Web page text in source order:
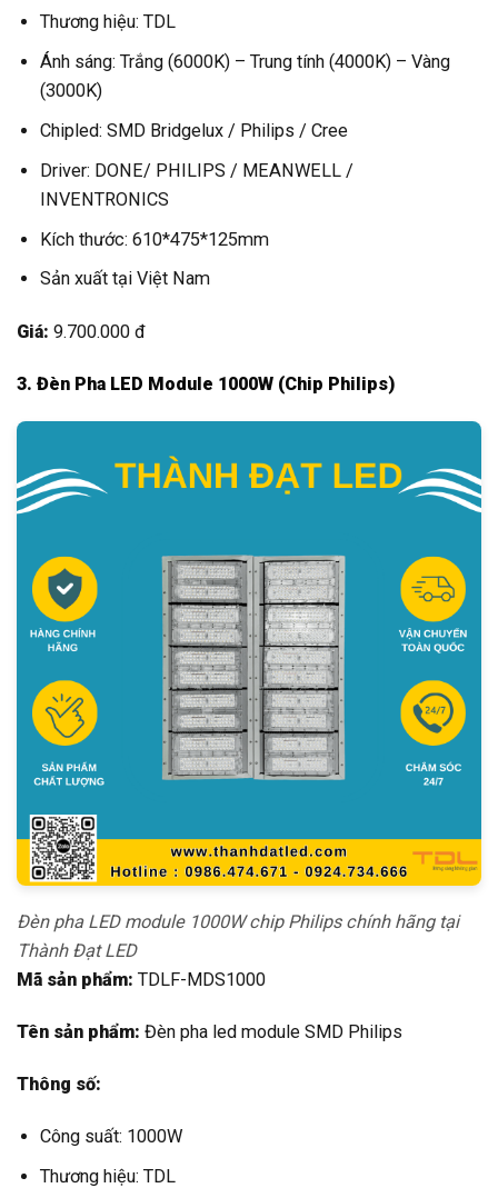
Thương hiệu: TDL
Ánh sáng: Trắng (6000K) – Trung tính (4000K) – Vàng
(3000K)
Chipled: SMD Bridgelux / Philips / Cree
Driver: DONE/ PHILIPS / MEANWELL /
INVENTRONICS
Kích thước: 610*475*125mm
Sản xuất tại Việt Nam
Giá: 9.700.000 đ
3. Đèn Pha LED Module 1000W (Chip Philips)
Đèn pha LED module 1000W chip Philips chính hãng tại
Thành Đạt LED
Mã sản phẩm: TDLF-MDS1000
Tên sản phẩm: Đèn pha led module SMD Philips
Thông số:
Công suất: 1000W
Thương hiệu: TDL